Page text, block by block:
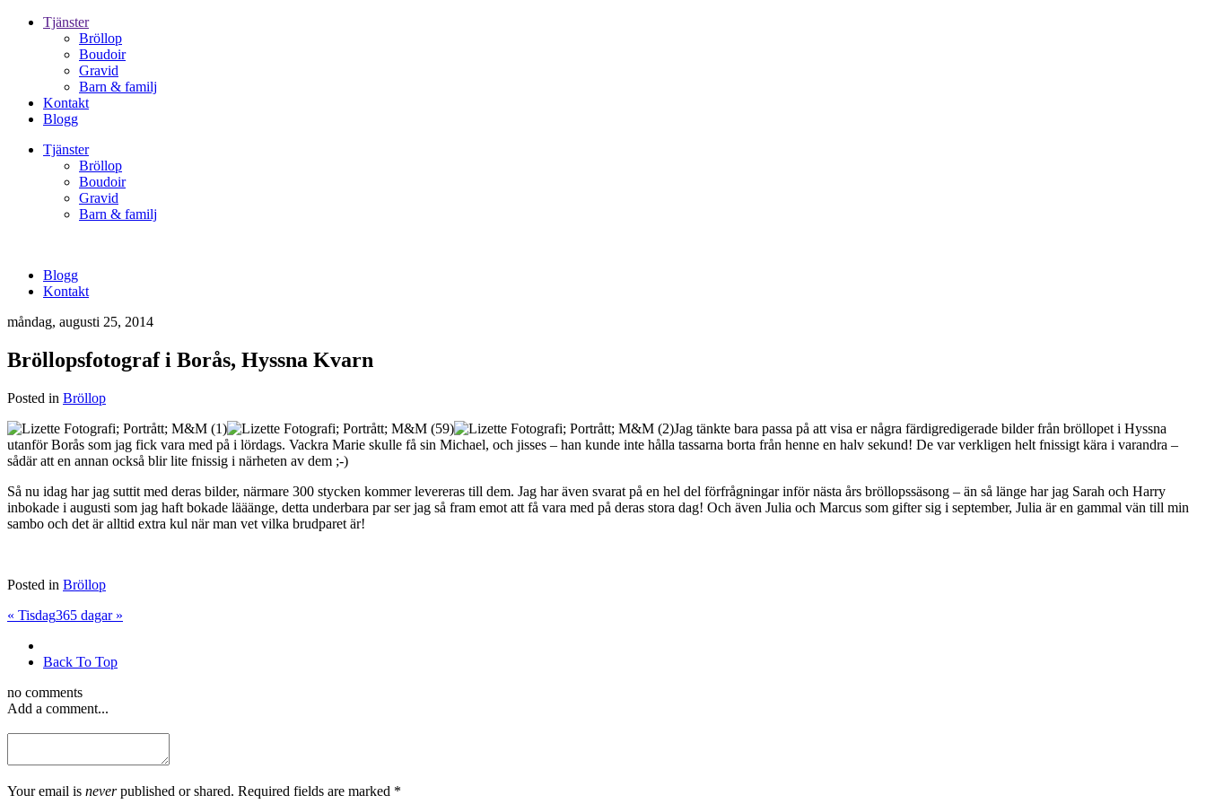
Tjänster
Bröllop
Boudoir
Gravid
Barn & familj
Kontakt
Blogg
Tjänster
Bröllop
Boudoir
Gravid
Barn & familj
Blogg
Kontakt
måndag, augusti 25, 2014
Bröllopsfotograf i Borås, Hyssna Kvarn
Posted in Bröllop
Jag tänkte bara passa på att visa er några färdigredigerade bilder från bröllopet i Hyssna
utanför Borås som jag fick vara med på i lördags. Vackra Marie skulle få sin Michael, och jisses – han kunde inte hålla tassarna borta från henne en halv sekund! De var verkligen helt fnissigt kära i varandra –
sådär att en annan också blir lite fnissig i närheten av dem ;-)
Så nu idag har jag suttit med deras bilder, närmare 300 stycken kommer levereras till dem. Jag har även svarat på en hel del förfrågningar inför nästa års bröllopssäsong – än så länge har jag Sarah och Harry
inbokade i augusti som jag haft bokade lääänge, detta underbara par ser jag så fram emot att få vara med på deras stora dag! Och även Julia och Marcus som gifter sig i september, Julia är en gammal vän till min
sambo och det är alltid extra kul när man vet vilka brudparet är!
Posted in Bröllop
« Tisdag365 dagar »
Back To Top
no comments
Add a comment...
Your email is neverpublished or shared. Required fields are marked *